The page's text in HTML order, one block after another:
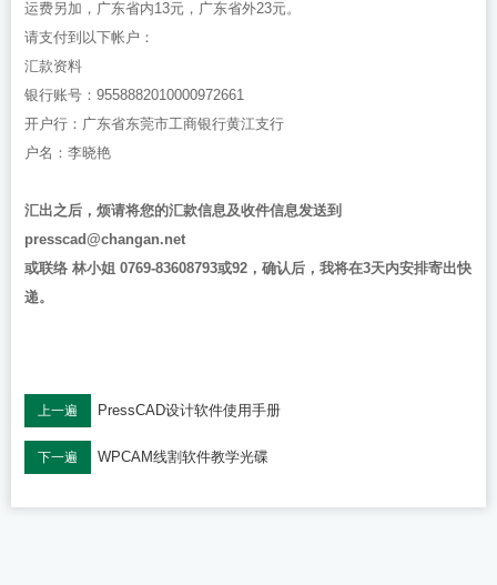
运费另加，广东省内13元，广东省外23元。
请支付到以下帐户：
汇款资料
银行账号：9558882010000972661
开户行：广东省东莞市工商银行黄江支行
户名：李晓艳
汇出之后，烦请将您的汇款信息及收件信息发送到
presscad@changan.net
或联络 林小姐 0769-83608793或92，确认后，我将在3天内安排寄出快
递。
上一遍 PressCAD设计软件使用手册
下一遍 WPCAM线割软件教学光碟